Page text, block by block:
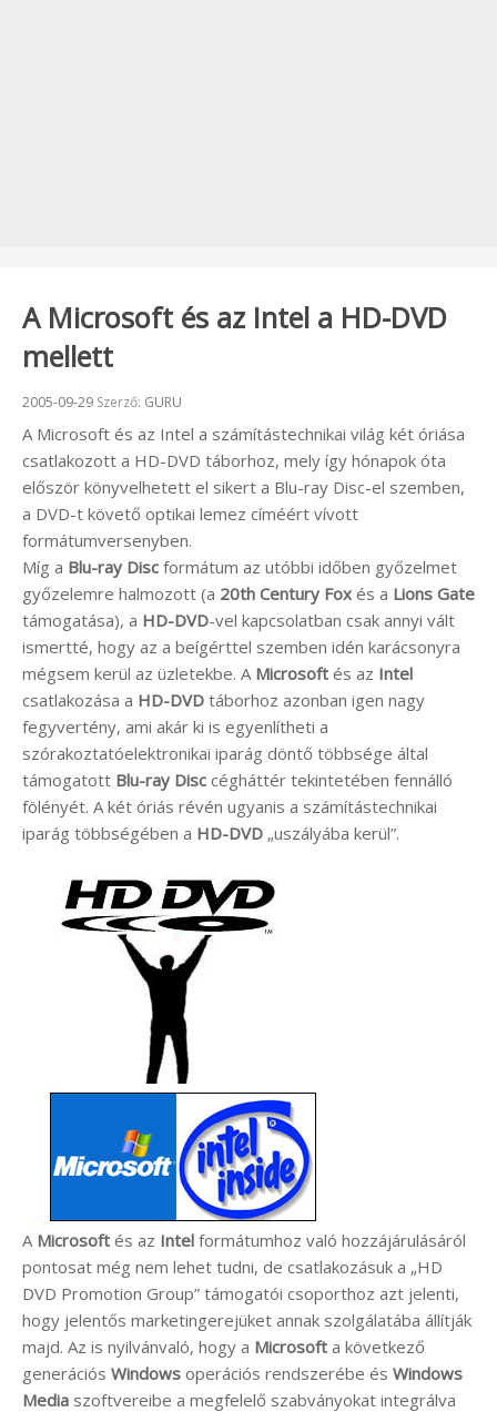
A Microsoft és az Intel a HD-DVD
mellett
Beküldve:
2005-09-29 Szerző: GURU
A Microsoft és az Intel a számítástechnikai világ két óriása
csatlakozott a HD-DVD táborhoz, mely így hónapok óta
először könyvelhetett el sikert a Blu-ray Disc-el szemben,
a DVD-t követő optikai lemez címéért vívott
formátumversenyben.
Míg a Blu-ray Disc formátum az utóbbi időben győzelmet
győzelemre halmozott (a 20th Century Fox és a Lions Gate
támogatása), a HD-DVD-vel kapcsolatban csak annyi vált
ismertté, hogy az a beígérttel szemben idén karácsonyra
mégsem kerül az üzletekbe. A Microsoft és az Intel
csatlakozása a HD-DVD táborhoz azonban igen nagy
fegyvertény, ami akár ki is egyenlítheti a
szórakoztatóelektronikai iparág döntő többsége által
támogatott Blu-ray Disc cégháttér tekintetében fennálló
fölényét. A két óriás révén ugyanis a számítástechnikai
iparág többségében a HD-DVD „uszályába kerül”.
A Microsoft és az Intel formátumhoz való hozzájárulásáról
pontosat még nem lehet tudni, de csatlakozásuk a „HD
DVD Promotion Group” támogatói csoporthoz azt jelenti,
hogy jelentős marketingerejüket annak szolgálatába állítják
majd. Az is nyilvánvaló, hogy a Microsoft a következő
generációs Windows operációs rendszerébe és Windows
Media szoftvereibe a megfelelő szabványokat integrálva